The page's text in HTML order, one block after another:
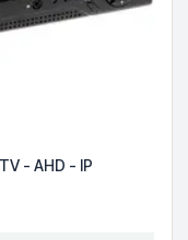
- AHD - IP